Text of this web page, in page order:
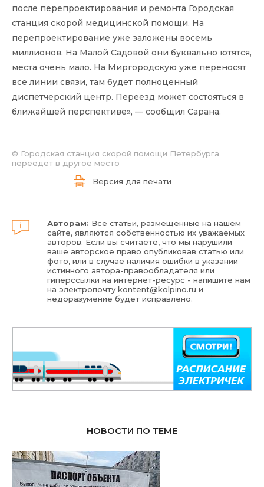
после перепроектирования и ремонта Городская
станция скорой медицинской помощи. На
перепроектирование уже заложены восемь
миллионов. На Малой Садовой они буквально ютятся,
места очень мало. На Миргородскую уже переносят
все линии связи, там будет полноценный
диспетчерский центр. Переезд может состояться в
ближайшей перспективе», — сообщил Сарана.
© Городская станция скорой помощи Петербурга
переедет в другое место
Версия для печати
Авторам: Все статьи, размещенные на нашем
сайте, являются собственностью их уважаемых
авторов. Если вы считаете, что мы нарушили
ваше авторское право опубликовав статью или
фото, или в случае наличия ошибки в указании
истинного автора-правообладателя или
гиперссылки на интернет-ресурс - напишите нам
на электропочтуkontent@kolpino.ru и
недоразумение будет исправлено.
НОВОСТИ ПО ТЕМЕ